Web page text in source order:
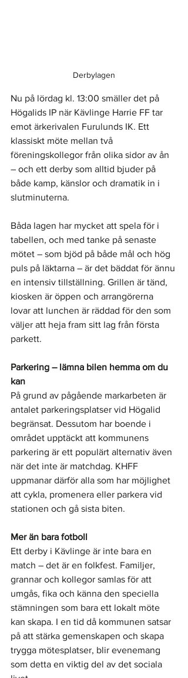
Derbylagen
Nu på lördag kl. 13:00 smäller det på
Högalids IP när Kävlinge Harrie FF tar
emot ärkerivalen Furulunds IK. Ett
klassiskt möte mellan två
föreningskollegor från olika sidor av ån
– och ett derby som alltid bjuder på
både kamp, känslor och dramatik in i
slutminuterna.
Båda lagen har mycket att spela för i
tabellen, och med tanke på senaste
mötet – som bjöd på både mål och hög
puls på läktarna – är det bäddat för ännu
en intensiv tillställning. Grillen är tänd,
kiosken är öppen och arrangörerna
lovar att lunchen är räddad för den som
väljer att heja fram sitt lag från första
parkett.
Parkering – lämna bilen hemma om du
kan
På grund av pågående markarbeten är
antalet parkeringsplatser vid Högalid
begränsat. Dessutom har boende i
området upptäckt att kommunens
parkering är ett populärt alternativ även
när det inte är matchdag. KHFF
uppmanar därför alla som har möjlighet
att cykla, promenera eller parkera vid
stationen och gå sista biten.
Mer än bara fotboll
Ett derby i Kävlinge är inte bara en
match – det är en folkfest. Familjer,
grannar och kollegor samlas för att
umgås, fika och känna den speciella
stämningen som bara ett lokalt möte
kan skapa. I en tid då kommunen satsar
på att stärka gemenskapen och skapa
trygga mötesplatser, blir evenemang
som detta en viktig del av det sociala